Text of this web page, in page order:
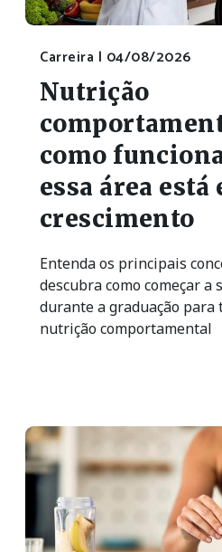
Carreira | 04/08/2026
Nutrição
como
essa área está
crescimento
Entenda os principais
descubra como começar
durante a graduação para
nutrição comportamental